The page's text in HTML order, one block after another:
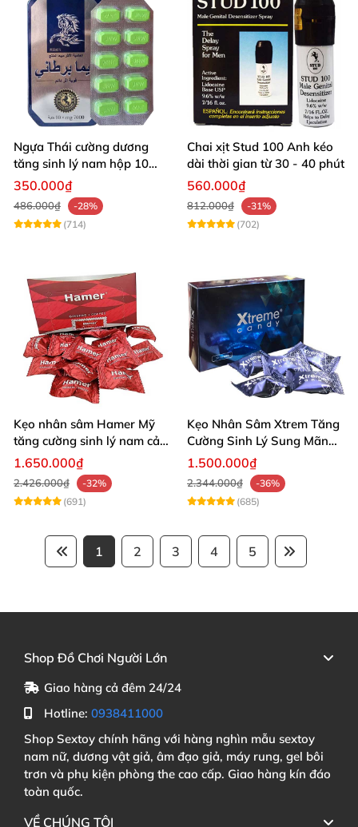
Ngựa Thái cường dương
tăng sinh lý nam hộp 10
viên cao cấp chuẩn Thái
350.000₫
486.000₫
-28%
(714)
Chai xịt Stud 100 Anh kéo
dài thời gian từ 30 - 40 phút
560.000₫
812.000₫
-31%
(702)
Kẹo nhân sâm Hamer Mỹ
tăng cường sinh lý nam cải
thiện sức khỏe
1.650.000₫
2.426.000₫
-32%
(691)
Kẹo Nhân Sâm Xtrem Tăng
Cường Sinh Lý Sung Mãn
Khi Lâm Trận
1.500.000₫
2.344.000₫
-36%
(685)
1 2 3 4 5
Shop Đồ Chơi Người Lớn
Giao hàng cả đêm 24/24
Hotline: 0938411000
Shop Sextoy chính hãng với hàng nghìn mẫu sextoy
nam nữ, dương vật giả, âm đạo giả, máy rung, gel bôi
trơn và phụ kiện phòng the cao cấp. Giao hàng kín đáo
toàn quốc.
VỀ CHÚNG TÔI